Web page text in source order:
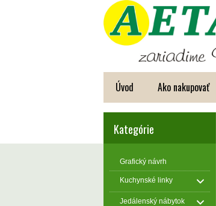
Úvod Ako nakupovať
Kategórie
Grafický návrh
Kuchynské linky
Jedálenský nábytok